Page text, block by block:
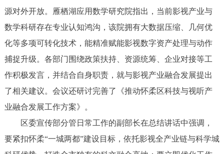
源对外开放。雁栖湖应用数学研究院指出，当前影视产业与
数学科研存在专业认知鸿沟，该院拥有大数据压缩、几何优
化等多项可转化技术，能精准赋能影视数字资产处理与动作
捕捉升级。各部门围绕政策扶持、资源统筹、企业对接等工
作积极发言，并结合自身职责，就与影视产业融合发展提出
了相关建议。会议还研讨完善了《推动怀柔区科技与视听产
业融合发展工作方案》。
区委宣传部分管日常工作的副部长在总结讲话中强调，
要紧扣怀柔“一城两都”建设目标，依托影视全产业链与科学城